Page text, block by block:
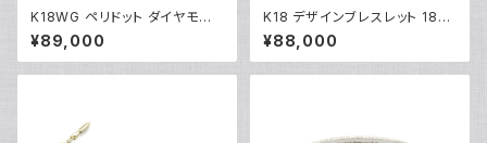
K18WG ペリドット ダイヤモンド
デザインリング 18金 ホワイトゴ
ールド 指輪 12号 Y05244
¥89,000
K18 デザインブレスレット 18金
チェーンブレスレット Y04933
¥88,000